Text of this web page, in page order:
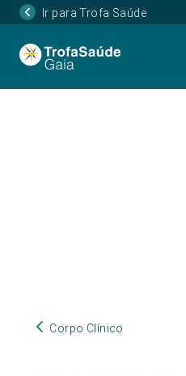
Ir para Trofa Saúde
Corpo Clínico